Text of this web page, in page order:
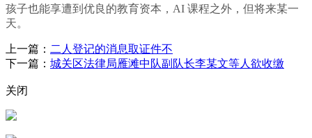
孩子也能享遭到优良的教育资本，AI 课程之外，但将来某一
天。
上一篇： 二人登记的消息取证件不
下一篇： 城关区法律局雁滩中队副队长李某文等人欲收缴
关闭